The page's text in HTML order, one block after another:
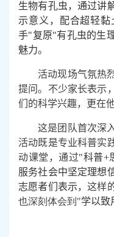
生物有孔虫，通过讲
示意义，配合超轻
手"复原"有孔虫的生
魅力。
活动现场气氛热
提问。不少家长表示
们的科学兴趣，更在
这是团队首次深
活动既是专业科普实
动课堂，通过"科普+
服务社会中坚定理想
志愿者们表示，这样
也深刻体会到 "学以致